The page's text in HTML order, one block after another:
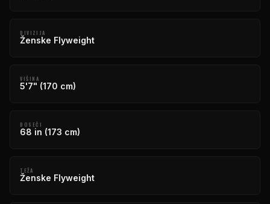
DIVIZIJA
Ženske Flyweight
VIŠINA
5'7" (170 cm)
DOSEČI
68 in (173 cm)
TEŽA
Ženske Flyweight